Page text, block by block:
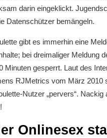
darin eingeklickt.
Datenschützer bemängeln.
gibt es immerhin eine
bei dreimaliger Meldung
Minuten gesperrt. Laut des
RJMetrics vom März 2010
Nutzer „pervers“. Nackig
Onlinesex